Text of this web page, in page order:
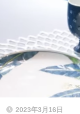
2023年3月16日